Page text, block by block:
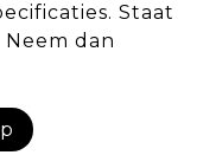
Staat
dan